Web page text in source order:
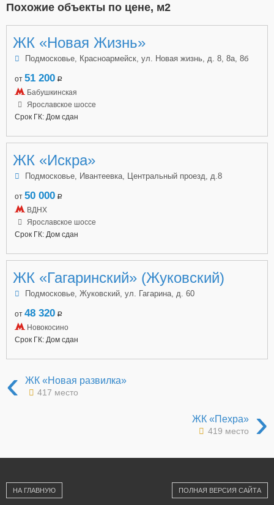
Похожие объекты по цене, м2
ЖК «Новая Жизнь»
Подмосковье, Красноармейск, ул. Новая жизнь, д. 8, 8а, 8б
от 51 200 a
Бабушкинская
Ярославское шоссе
Срок ГК: Дом сдан
ЖК «Искра»
Подмосковье, Ивантеевка, Центральный проезд, д.8
от 50 000 a
ВДНХ
Ярославское шоссе
Срок ГК: Дом сдан
ЖК «Гагаринский» (Жуковский)
Подмосковье, Жуковский, ул. Гагарина, д. 60
от 48 320 a
Новокосино
Срок ГК: Дом сдан
‹ ЖК «Новая развилка»
417 место
›
ЖК «Пехра»
419 место
НА ГЛАВНУЮ ПОЛНАЯ ВЕРСИЯ САЙТА